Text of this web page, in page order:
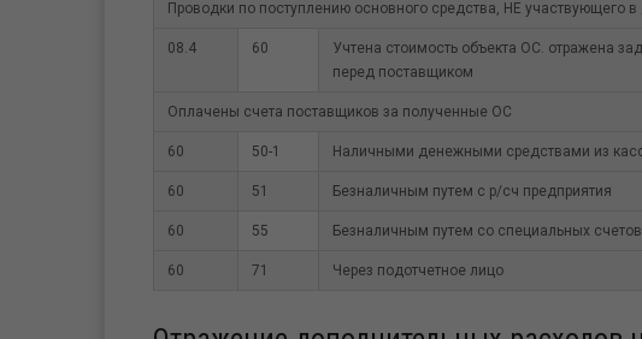
Проводки по поступлению основного средства, НЕ участвующего
08.4 60
Учтена стоимость объекта ОС. отражена
перед поставщиком
Оплачены счета поставщиков за полученные ОС
60 50-1 Наличными денежными средствами из
60 51 Безналичным путем с р/сч предприятия
60 55 Безналичным путем со специальных
60 71 Через подотчетное лицо